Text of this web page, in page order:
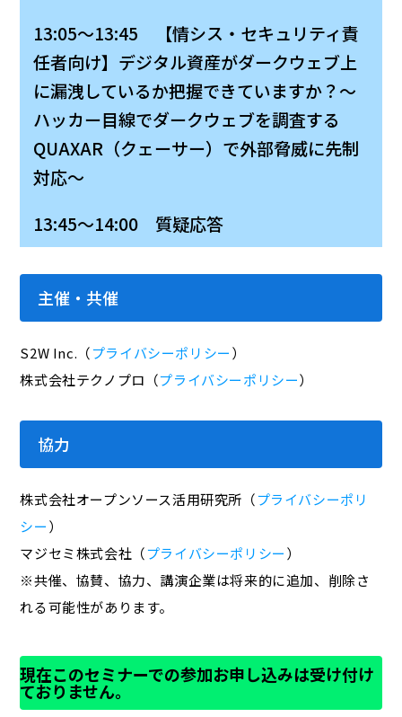
13:05～13:45 【情シス・セキュリティ責
任者向け】デジタル資産がダークウェブ上
に漏洩しているか把握できていますか？～
ハッカー目線でダークウェブを調査する
QUAXAR（クェーサー）で外部脅威に先制
対応～
13:45～14:00 質疑応答
主催・共催
S2W Inc.（プライバシーポリシー）
株式会社テクノプロ（プライバシーポリシー）
協力
株式会社オープンソース活用研究所（プライバシーポリ
シー）
マジセミ株式会社（プライバシーポリシー）
※共催、協賛、協力、講演企業は将来的に追加、削除さ
れる可能性があります。
現在このセミナーでの参加お申し込みは受け付け
ておりません。